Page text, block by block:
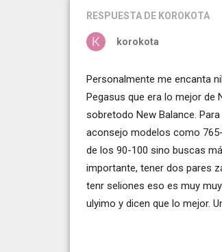
RESPUESTA DE KOROKOTA
korokota
Personalmente me encanta
Pegasus que era lo mejor de
sobretodo New Balance.
aconsejo modelos como
de los 90-100 sino buscas
importante, tener dos pares
tenr seliones eso es muy
ulyimo y dicen que lo mejor.